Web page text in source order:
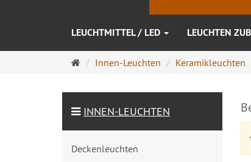
LEUCHTMITTEL / LED LEUCHTEN
Startseite
Innen-Leuchten Keramikleuchten
INNEN-LEUCHTEN
Deckenleuchten